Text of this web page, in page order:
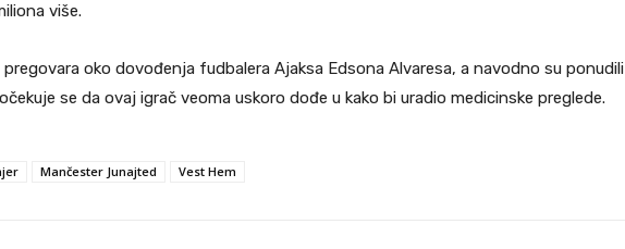
više.
oko dovođenja fudbalera Ajaksa Edsona Alvaresa, a navodno su ponudili
se da ovaj igrač veoma uskoro dođe u kako bi uradio medicinske preglede.
Mančester Junajted Vest Hem